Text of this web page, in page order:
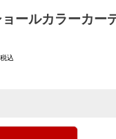
ールカラーカー
税込